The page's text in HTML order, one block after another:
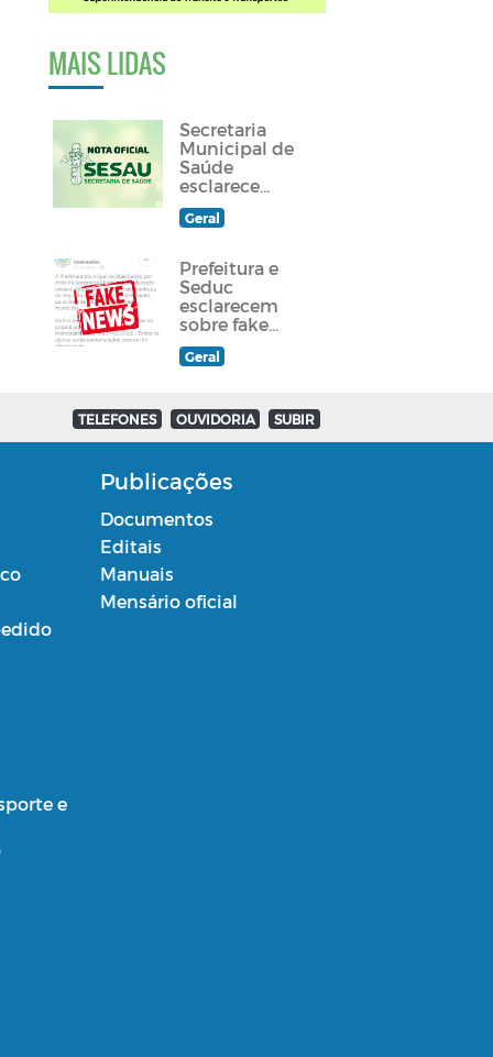
MAIS LIDAS
Secretaria
Municipal de
Saúde
esclarece
sobre
atendimento
queimadense
Geral
Prefeitura e
Seduc
esclarecem
sobre fake
news
divulgada em
redes sociais
Geral
TELEFONES OUVIDORIA SUBIR
Publicações
Documentos
Editais
Manuais
Mensário oficial
e